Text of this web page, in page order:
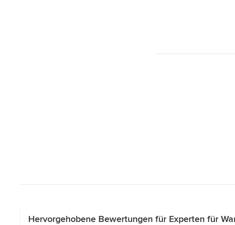
Hervorgehobene Bewertungen für Experten für